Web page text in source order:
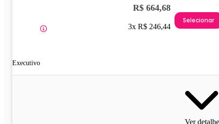
Executivo
R$ 664,68
3x R$ 246,44
Selecionar
Ver